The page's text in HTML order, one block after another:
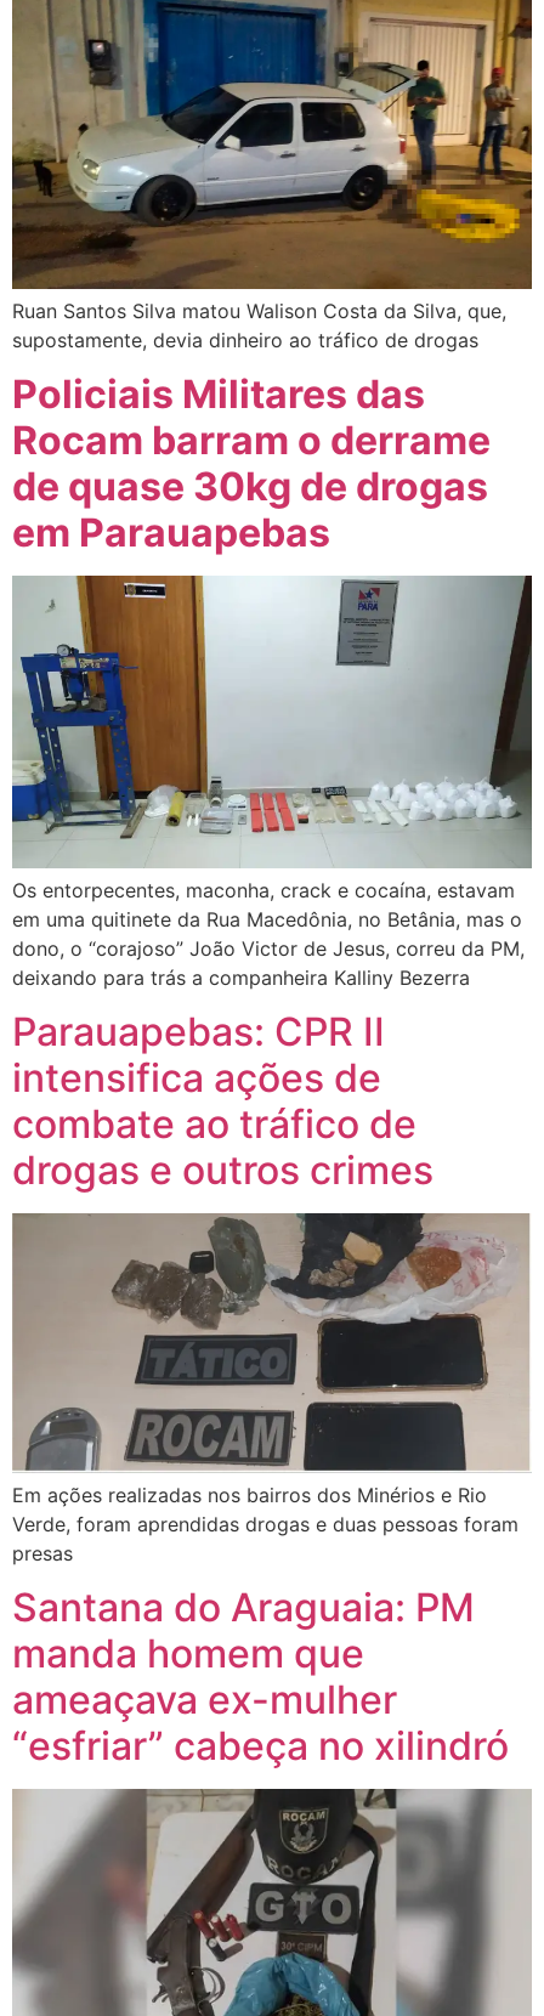
Ruan Santos Silva matou Walison Costa da Silva, que,
supostamente, devia dinheiro ao tráfico de drogas
Policiais Militares das
Rocam barram o derrame
de quase 30kg de drogas
em Parauapebas
Os entorpecentes, maconha, crack e cocaína, estavam
em uma quitinete da Rua Macedônia, no Betânia, mas o
dono, o “corajoso” João Victor de Jesus, correu da PM,
deixando para trás a companheira Kalliny Bezerra
Parauapebas: CPR II
intensifica ações de
combate ao tráfico de
drogas e outros crimes
Em ações realizadas nos bairros dos Minérios e Rio
Verde, foram aprendidas drogas e duas pessoas foram
presas
Santana do Araguaia: PM
manda homem que
ameaçava ex-mulher
“esfriar” cabeça no xilindró